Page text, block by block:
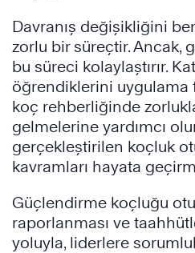
Davranış değişikliğini
zorlu bir süreçtir. Ancak,
bu süreci kolaylaştırır.
öğrendiklerini uygulama
koç rehberliğinde
gelmelerine yardımcı
gerçekleştirilen koçluk
kavramları hayata
Güçlendirme koçluğu
raporlanması ve
yoluyla, liderlere